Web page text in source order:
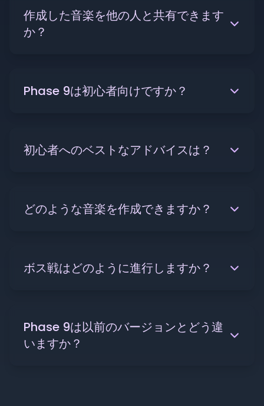
作成した音楽を他の人と共有できます
か？
Phase 9は初心者向けですか？
初心者へのベストなアドバイスは？
どのような音楽を作成できますか？
ボス戦はどのように進行しますか？
Phase 9は以前のバージョンとどう違
いますか？